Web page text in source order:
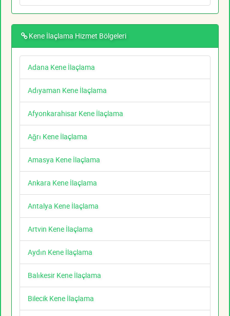
Kene İlaçlama Hizmet Bölgeleri
Adana Kene İlaçlama
Adıyaman Kene İlaçlama
Afyonkarahisar Kene İlaçlama
Ağrı Kene İlaçlama
Amasya Kene İlaçlama
Ankara Kene İlaçlama
Antalya Kene İlaçlama
Artvin Kene İlaçlama
Aydın Kene İlaçlama
Balıkesir Kene İlaçlama
Bilecik Kene İlaçlama